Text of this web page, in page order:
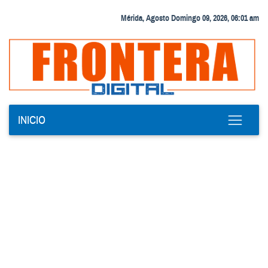
Mérida, Agosto Domingo 09, 2026, 06:01 am
INICIO